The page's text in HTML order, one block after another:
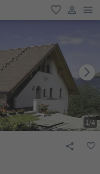
favorit
user link
1/4